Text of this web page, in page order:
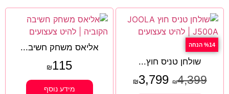
%14 הנחה
שולחן טניס חוץ...
₪4,399
₪3,799
אליאס משחק חשיב...
₪115
מידע נוסף